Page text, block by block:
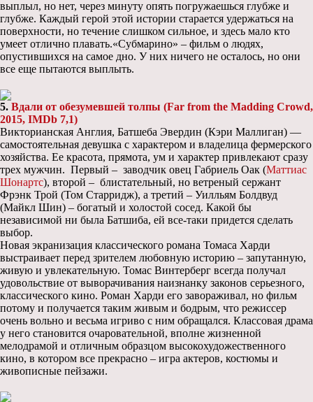
выплыл, но нет, через минуту опять погружаешься глубже и
глубже. Каждый герой этой истории старается удержаться на
поверхности, но течение слишком сильное, и здесь мало кто
умеет отлично плавать.«Субмарино» – фильм о людях,
опустившихся на самое дно. У них ничего не осталось, но они
все еще пытаются выплыть.
5. Вдали от обезумевшей толпы (Far from the Madding Crowd,
2015, IMDb 7,1)
Викторианская Англия, Батшеба Эвердин (Кэри Маллиган) —
самостоятельная девушка с характером и владелица фермерского
хозяйства. Ее красота, прямота, ум и характер привлекают сразу
трех мужчин. Первый – заводчик овец Габриель Оак (Маттиас
Шонартс), второй – блистательный, но ветреный сержант
Фрэнк Трой (Том Старридж), а третий – Уилльям Болдвуд
(Майкл Шин) – богатый и холостой сосед. Какой бы
независимой ни была Батшиба, ей все-таки придется сделать
выбор.
Новая экранизация классического романа Томаса Харди
выстраивает перед зрителем любовную историю – запутанную,
живую и увлекательную. Томас Винтерберг всегда получал
удовольствие от выворачивания наизнанку законов серьезного,
классического кино. Роман Харди его завораживал, но фильм
потому и получается таким живым и бодрым, что режиссер
очень вольно и весьма игриво с ним обращался. Классовая драма
у него становится очаровательной, вполне жизненной
мелодрамой и отличным образцом высокохудожественного
кино, в котором все прекрасно – игра актеров, костюмы и
живописные пейзажи.